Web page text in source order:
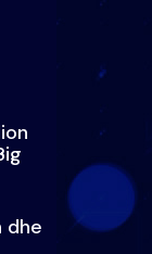
dhe